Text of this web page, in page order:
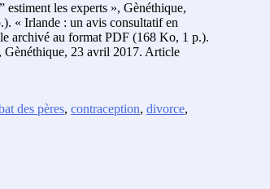
estiment les experts », Gènéthique,
« Irlande : un avis consultatif en
archivé au format PDF (168 Ko, 1 p.).
Gènéthique, 23 avril 2017. Article
des pères, contraception, divorce,